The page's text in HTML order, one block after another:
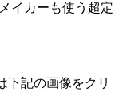
イカーも使う超定
下記の画像をクリ